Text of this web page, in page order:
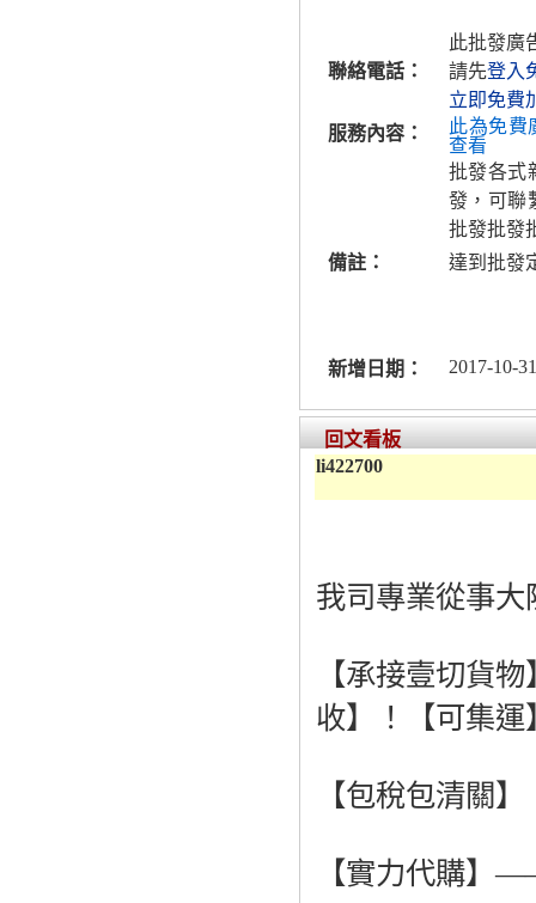
聯絡電話：
此批發廣
請先登入
立即免費
服務內容：
此為免費
查看
批發各式
發，可聯
批發批發
備註：
達到批發
新增日期： 2017-10-
回文看板
li422700
我司專業從事
【承接壹切貨
收】！【可集運
【包稅包清關
【實力代購】